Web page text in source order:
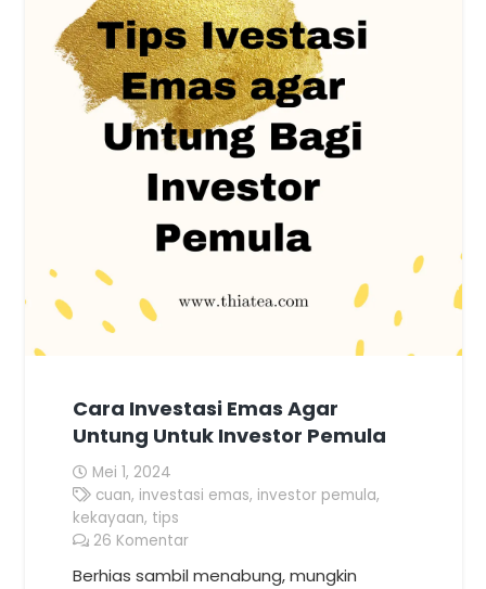
Cara Investasi Emas Agar
Untung Untuk Investor Pemula
Mei 1, 2024
cuan, investasi emas, investor pemula,
kekayaan, tips
26 Komentar
Berhias sambil menabung, mungkin